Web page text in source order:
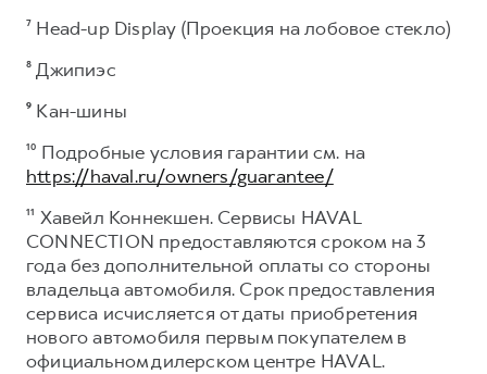
⁷ Head-up Display (Проекция на лобовое стекло)
⁸ Джипиэс
⁹ Кан-шины
¹⁰ Подробные условия гарантии см. на
https://haval.ru/owners/guarantee/
¹¹ Хавейл Коннекшен. Сервисы HAVAL
CONNECTION предоставляются сроком на 3
года без дополнительной оплаты со стороны
владельца автомобиля. Срок предоставления
сервиса исчисляется от даты приобретения
нового автомобиля первым покупателем в
официальном дилерском центре HAVAL.